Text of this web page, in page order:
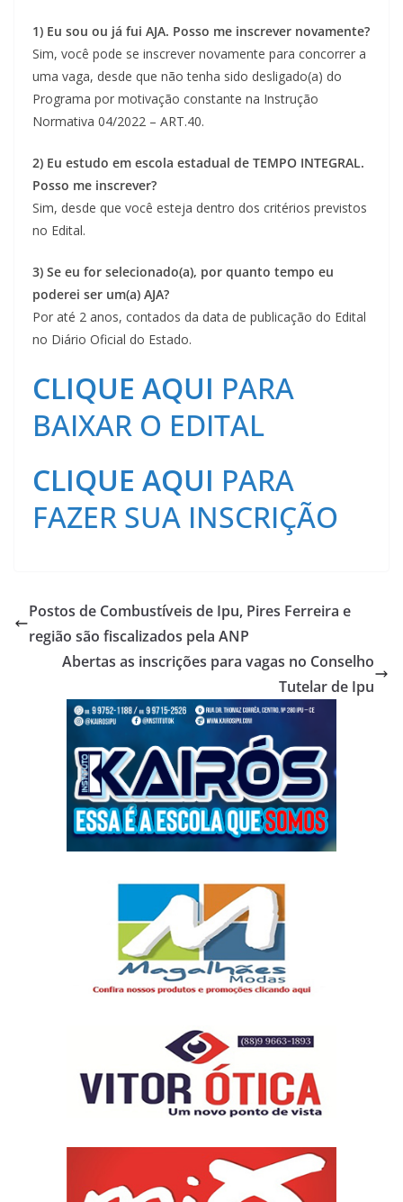
1) Eu sou ou já fui AJA. Posso me inscrever novamente?
Sim, você pode se inscrever novamente para concorrer a
uma vaga, desde que não tenha sido desligado(a) do
Programa por motivação constante na Instrução
Normativa 04/2022 – ART.40.
2) Eu estudo em escola estadual de TEMPO INTEGRAL.
Posso me inscrever?
Sim, desde que você esteja dentro dos critérios previstos
no Edital.
3) Se eu for selecionado(a), por quanto tempo eu
poderei ser um(a) AJA?
Por até 2 anos, contados da data de publicação do Edital
no Diário Oficial do Estado.
CLIQUE AQUI PARA
BAIXAR O EDITAL
CLIQUE AQUI PARA
FAZER SUA INSCRIÇÃO
Postos de Combustíveis de Ipu, Pires Ferreira e
região são fiscalizados pela ANP
Abertas as inscrições para vagas no Conselho
Tutelar de Ipu